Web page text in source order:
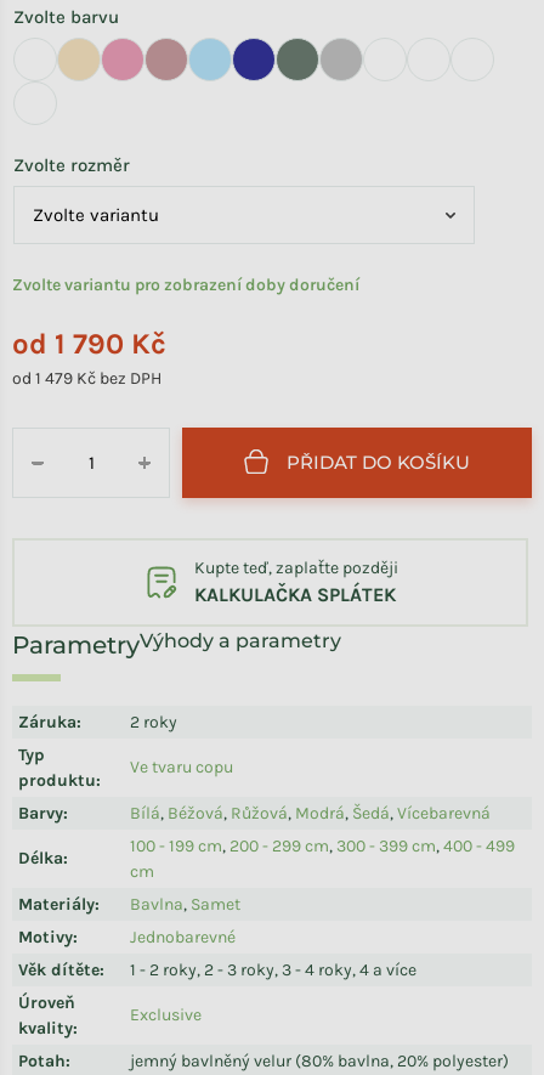
od 1 790 Kč
od 1 479 Kč bez DPH
Zvolte variantu pro zobrazení doby doručení
Zvolte barvu
Zvolte rozměr
+
− PŘIDAT DO KOŠÍKU
Výhody a parametry
Záruka:
2 roky
Typ
produktu:
Ve tvaru copu
Barvy: Bílá, Béžová, Růžová, Modrá, Šedá,Vícebarevná
Délka:
100 - 199 cm, 200 - 299 cm, 300 - 399 cm,400 - 499
cm
Materiály: Bavlna, Samet
Motivy:
Jednobarevné
Věk dítěte:
1 - 2 roky, 2 - 3 roky, 3 - 4 roky, 4 a více
Úroveň
kvality:
Exclusive
Potah:
jemný bavlněný velur (80% bavlna, 20% polyester)
Kupte teď, zaplaťte později
KALKULAČKA SPLÁTEK